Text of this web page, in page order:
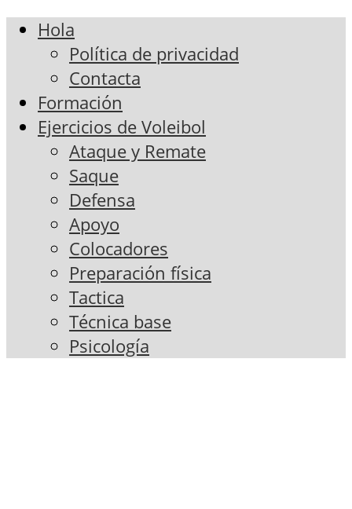
Hola
Política de privacidad
Contacta
Formación
Ejercicios de Voleibol
Ataque y Remate
Saque
Defensa
Apoyo
Colocadores
Preparación física
Tactica
Técnica base
Psicología